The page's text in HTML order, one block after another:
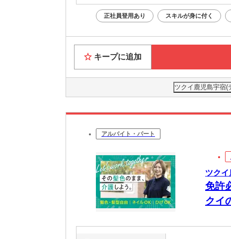
正社員登用あり スキルが身に付く
キープに追加
ツクイ鹿児島宇宿(
アルバイト・パート
ツク
免許
クイ